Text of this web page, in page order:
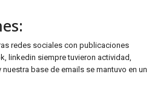
redes sociales con publicaciones
linkedin siempre tuvieron actividad,
base de emails se mantuvo en un